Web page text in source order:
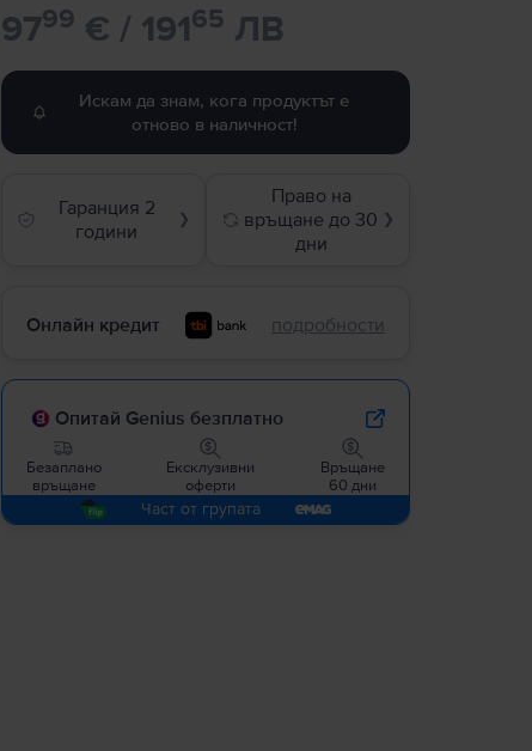
9799 € / 19165 ЛВ
Искам да знам, кога продуктът е
отново в наличност!
Гаранция 2
години
❯
Право на
връщане до 30
дни
❯
Онлайн кредит подробности
Опитай Genius безплатно
Безаплано
връщане
Ексклузивни
оферти
Връщане
60 дни
Част от групата